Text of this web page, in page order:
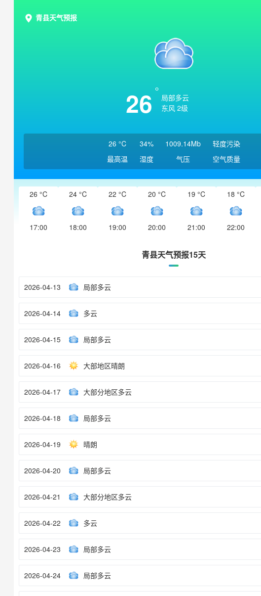
青县天气预报
26
局部多云
东风 2级
26 °C
最高温
34%
湿度
1009.14Mb
气压
轻度污染
空气质量
26 °C
17:00
24 °C
18:00
22 °C
19:00
20 °C
20:00
19 °C
21:00
18 °C
22:00
青县天气预报15天
2026-04-13 局部多云
2026-04-14 多云
2026-04-15 局部多云
2026-04-16 大部地区晴朗
2026-04-17 大部分地区多云
2026-04-18 局部多云
2026-04-19 晴朗
2026-04-20 局部多云
2026-04-21 大部分地区多云
2026-04-22 多云
2026-04-23 局部多云
2026-04-24 局部多云